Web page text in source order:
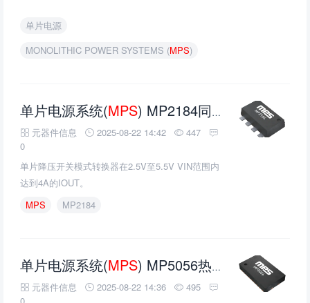
单片电源
MONOLITHIC POWER SYSTEMS (MPS)
单片电源系统(MPS) MP2184同步降压转换器的介绍、特性、及应用
元器件信息 2025-08-22 14:42
447
0
单片降压开关模式转换器在2.5V至5.5V VIN范围内
达到4A的IOUT。
MPS
MP2184
单片电源系统(MPS) MP5056热插拔电压控制器的介绍、特性、及应用
元器件信息 2025-08-22 14:36
495